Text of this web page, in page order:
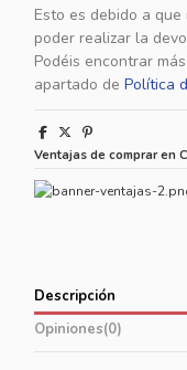
Esto es debido a
poder realizar la
Podéis encontrar
apartado dePolítica
Ventajas de comprar en
Descripción
Opiniones(0)